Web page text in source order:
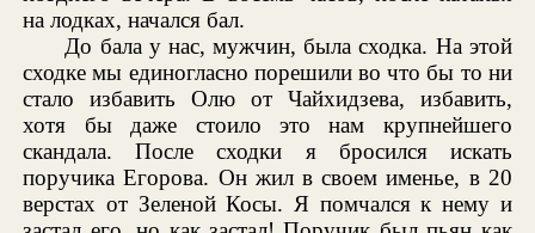
на лодках, начался бал.
До бала у нас, мужчин, была сходка. На этой
сходке мы единогласно порешили во что бы то ни
стало избавить Олю от Чайхидзева, избавить,
хотя бы даже стоило это нам крупнейшего
скандала. После сходки я бросился искать
поручика Егорова. Он жил в своем именье, в 20
верстах от Зеленой Косы. Я помчался к нему и